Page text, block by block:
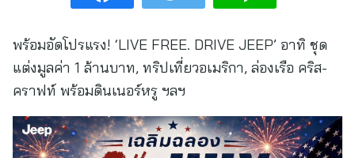
พร้อมอัดโปรแรง! ‘LIVE FREE. DRIVE JEEP’ อาทิ ชุด
แต่งมูลค่า 1 ล้านบาท, ทริปเที่ยวอเมริกา, ล่องเรือ คริส-
คราฟท์ พร้อมดินเนอร์หรู ฯลฯ